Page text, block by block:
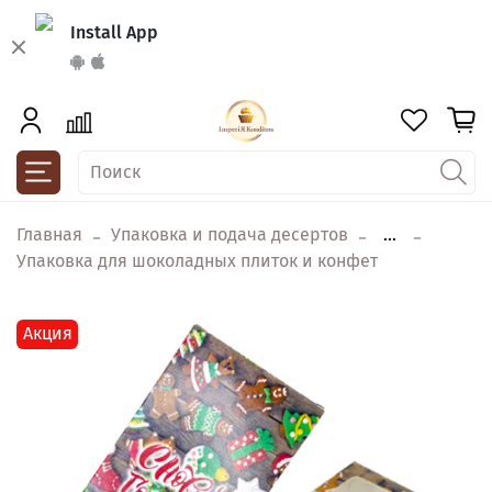
Install App
Главная Упаковка и подача десертов
...
Упаковка для шоколадных плиток и конфет
Акция